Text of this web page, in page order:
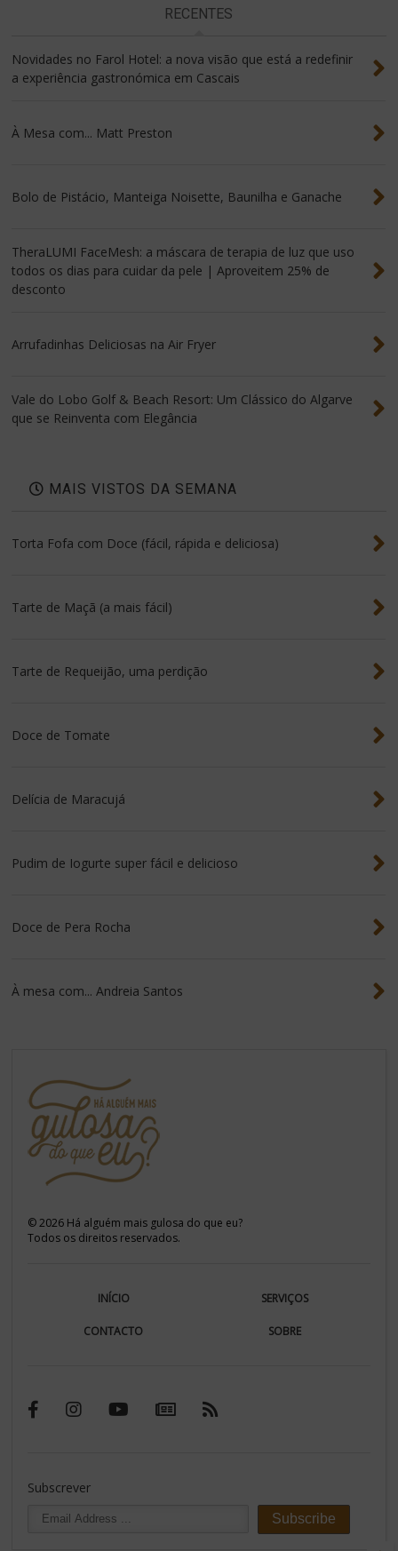
RECENTES
Novidades no Farol Hotel: a nova visão que está a redefinir
a experiência gastronómica em Cascais
À Mesa com... Matt Preston
Bolo de Pistácio, Manteiga Noisette, Baunilha e Ganache
TheraLUMI FaceMesh: a máscara de terapia de luz que uso
todos os dias para cuidar da pele | Aproveitem 25% de
desconto
Arrufadinhas Deliciosas na Air Fryer
Vale do Lobo Golf & Beach Resort: Um Clássico do Algarve
que se Reinventa com Elegância
MAIS VISTOS DA SEMANA
Torta Fofa com Doce (fácil, rápida e deliciosa)
Tarte de Maçã (a mais fácil)
Tarte de Requeijão, uma perdição
Doce de Tomate
Delícia de Maracujá
Pudim de Iogurte super fácil e delicioso
Doce de Pera Rocha
À mesa com... Andreia Santos
©2026 Há alguém mais gulosa do que eu?
Todos os direitos reservados.
INÍCIO SERVIÇOS
CONTACTO SOBRE
Subscrever